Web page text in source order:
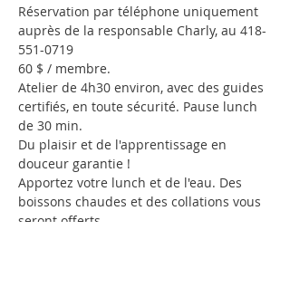
Réservation par téléphone uniquement
auprès de la responsable Charly, au 418-
551-0719
60 $ / membre.
Atelier de 4h30 environ, avec des guides
certifiés, en toute sécurité. Pause lunch
de 30 min.
Du plaisir et de l'apprentissage en
douceur garantie !
Apportez votre lunch et de l'eau. Des
boissons chaudes et des collations vous
seront offerts.